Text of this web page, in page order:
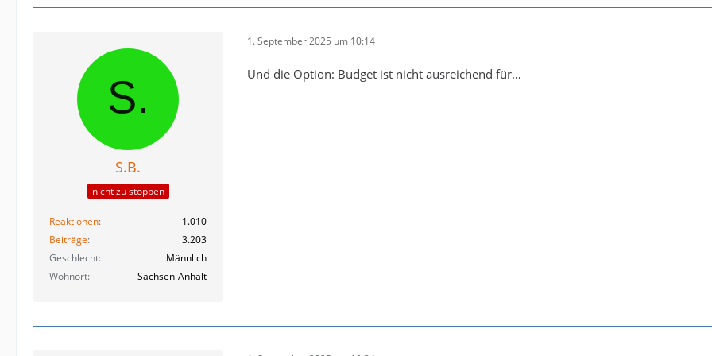
S.B.
nicht zu stoppen
Reaktionen
1.010
Beiträge
3.203
Geschlecht
Männlich
Wohnort
Sachsen-Anhalt
1. September 2025 um 10:14
Und die Option: Budget ist nicht ausreichend für…